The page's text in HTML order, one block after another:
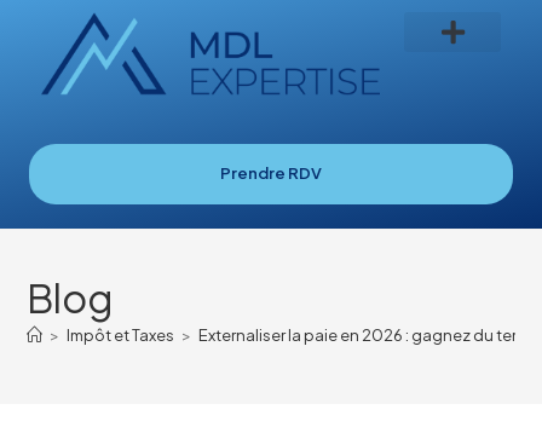
Prendre RDV
Blog
> Impôt et Taxes > Externaliser la paie en 2026 : gagnez du